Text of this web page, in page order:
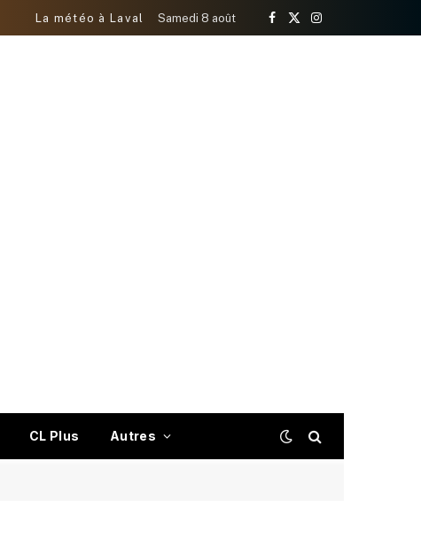
La météo à Laval Samedi 8 août
Facebook
X
Instagram
CL Plus Autres